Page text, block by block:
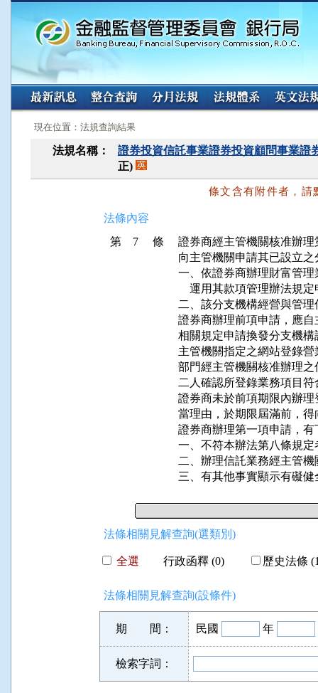
:::
現在位置：法規查詢結果
法規名稱：
證券投資信託事業證券投資顧問事業證
正)
條文含有附件者，請
法條內容
第 7 條
證券商經主管機關核准辦
向主管機關申請其已設立
一、依證券商辦理財富管
運用其款項管理辦法規
二、該分支機構經營與管
證券商辦理前項申請，應
相關規定申請換發分支機
主管機關指定之網站登錄
部門經主管機關核准辦理
二人確認所登錄業務項目
證券商未於前項期限內辦
當理由，於期限屆滿前，
證券商辦理第一項申請，
一、不符本辦法第八條規定
二、辦理信託業務經主管
三、有其他事實顯示有礙
法條相關見解查詢(選類別)
全選 行政函釋 (0) 歷史法條
法條相關見解查詢(設條件)
期 間： 民國 年
檢索字詞：